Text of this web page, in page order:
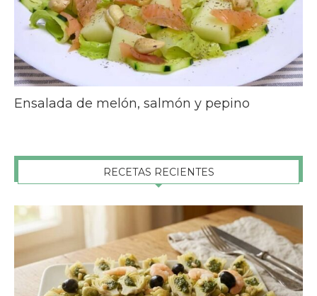
Ensalada de melón, salmón y pepino
RECETAS RECIENTES